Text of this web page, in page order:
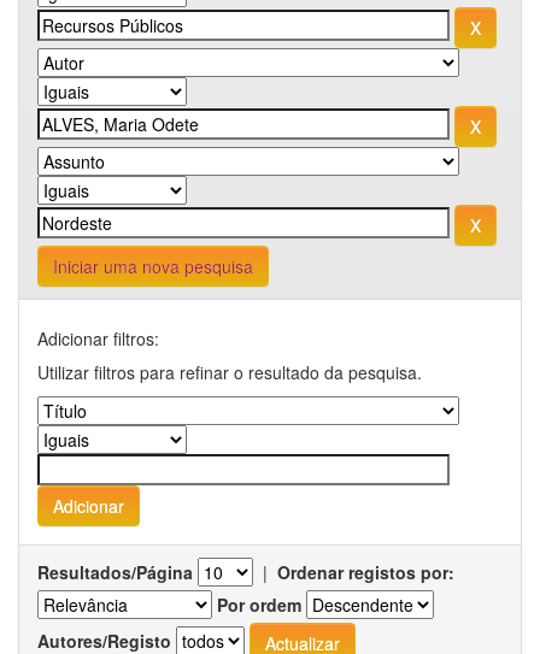
Iniciar uma nova pesquisa
Adicionar filtros:
Utilizar filtros para refinar o resultado da pesquisa.
Resultados/Página | Ordenar registos por:
Por ordem
Autores/Registo